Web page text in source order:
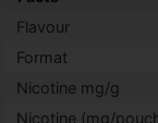
Flavour
Format
Nicotine mg/g
Nicotine (mg/